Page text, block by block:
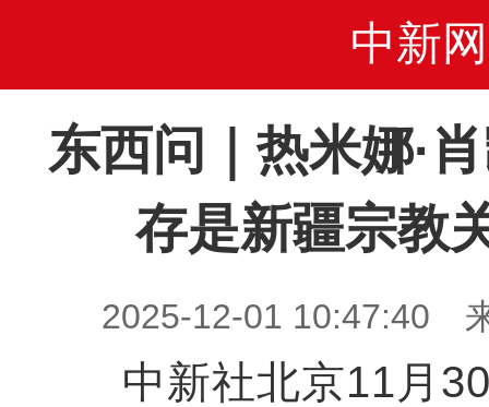
中新网
东西问｜热米娜·
存是新疆宗教
2025-12-01 10:47:40
中新社北京11月30